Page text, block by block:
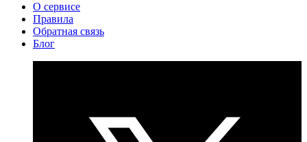
О сервисе
Правила
Обратная связь
Блог